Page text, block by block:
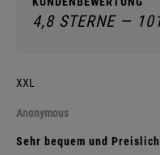
4,8 STERNE —
XXL
Anonymous
Sehr bequem und